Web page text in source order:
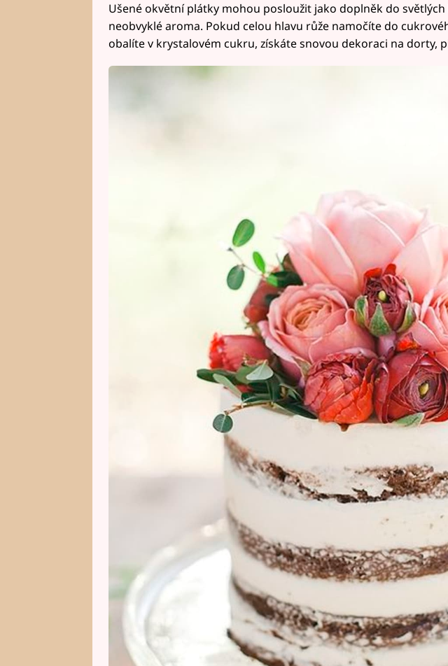
Ušené okvětní plátky mohou posloužit jako doplněk do
neobvyklé aroma. Pokud celou hlavu růže namočíte do
obalíte v krystalovém cukru, získáte snovou dekoraci na dorty,